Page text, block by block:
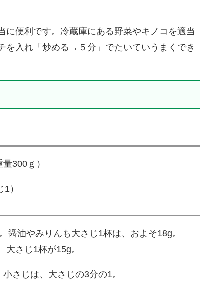
に便利です。冷蔵庫にある野菜やキノコを適当
を入れ「炒める→５分」でたいていうまくでき
300ｇ）
）
醤油やみりんも大さじ1杯は、およそ18g。
さじ1杯が15g。
さじは、大さじの3分の1。